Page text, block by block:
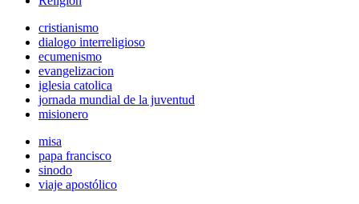
cristianismo
dialogo interreligioso
ecumenismo
evangelizacion
iglesia catolica
jornada mundial de la juventud
misionero
misa
papa francisco
sinodo
viaje apostólico